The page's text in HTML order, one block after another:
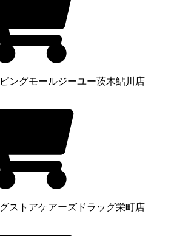
ングモールジーユー茨木鮎川店
ストアケアーズドラッグ栄町店